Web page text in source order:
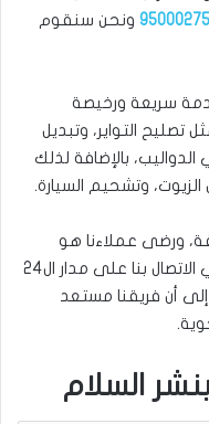
95000275 ونحن سنقوم
سريعة ورخيصة
تصليح التواير، وتبديل
الدواليب، بالإضافة لذلك
وتشحيم السيارة.
ورضى عملاءنا هو
الدافع دائماً لتحسين الخدمة. لا تترد في الاتصال بنا على مدار ال24
أن فريقنا مستعد
السلام